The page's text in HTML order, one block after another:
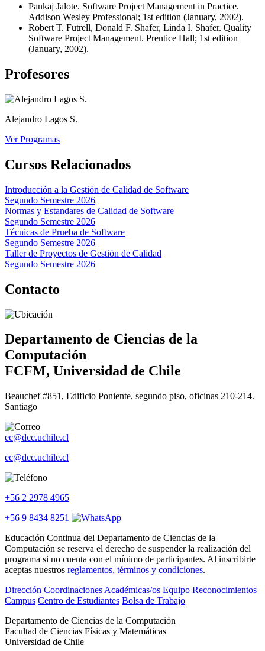
Pankaj Jalote. Software Project Management in Practice.
Addison Wesley Professional; 1st edition (January, 2002).
Robert T. Futrell, Donald F. Shafer, Linda I. Shafer. Quality
Software Project Management. Prentice Hall; 1st edition
(January, 2002).
Profesores
Alejandro Lagos S.
Ver Programas
Cursos Relacionados
Introducción a la Gestión de Calidad de Software
Segundo Semestre 2026
Normas y Estandares de Calidad de Software
Segundo Semestre 2026
Técnicas de Prueba de Software
Segundo Semestre 2026
Taller de Proyectos de Gestión de Calidad
Segundo Semestre 2026
Contacto
Departamento de Ciencias de la
Computación
FCFM, Universidad de Chile
Beauchef #851, Edificio Poniente, segundo piso, oficinas 210-214.
Santiago
ec@dcc.uchile.cl
ec@dcc.uchile.cl
+56 2 2978 4965
+56 9 8434 8251
Educación Continua del Departamento de Ciencias de la
Computación se reserva el derecho de suspender la realización del
programa si no cuenta con el mínimo de participantes. Al inscribirte
aceptas nuestros reglamentos, términos y condiciones.
Dirección Coordinaciones Académicas/os Equipo Reconocimientos
Campus Centro de Estudiantes Bolsa de Trabajo
Departamento de Ciencias de la Computación
Facultad de Ciencias Físicas y Matemáticas
Universidad de Chile